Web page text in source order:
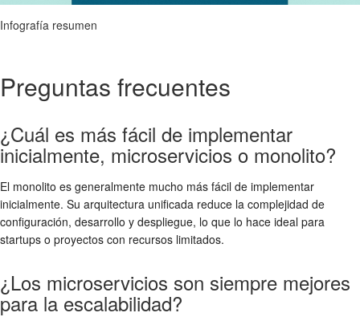
Infografía resumen
Preguntas frecuentes
¿Cuál es más fácil de implementar
inicialmente, microservicios o monolito?
El monolito es generalmente mucho más fácil de implementar
inicialmente. Su arquitectura unificada reduce la complejidad de
configuración, desarrollo y despliegue, lo que lo hace ideal para
startups o proyectos con recursos limitados.
¿Los microservicios son siempre mejores
para la escalabilidad?